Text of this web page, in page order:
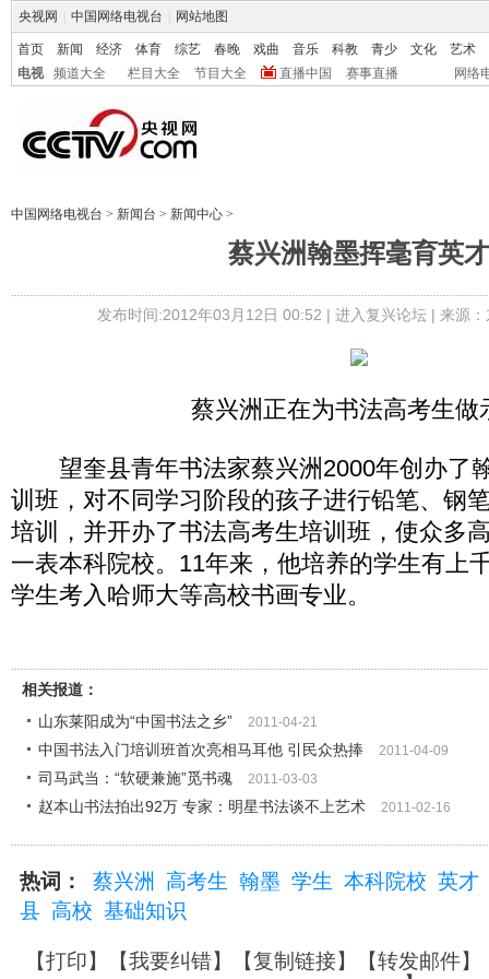
央视网 中国网络电视台 网站地图
首页 新闻 经济 体育 综艺 春晚 戏曲 音乐 科教 青少 文化
艺术
电视
频道大全 栏目大全 节目大全 直播中国 赛事直播 网络
中国网络电视台 > 新闻台 > 新闻中心 >
蔡兴洲翰墨挥毫育英才
发布时间:2012年03月12日 00:52 | 进入复兴论坛| 来源
蔡兴洲正在为书法高考生做
望奎县青年书法家蔡兴洲2000年创办了
训班，对不同学习阶段的孩子进行铅笔、钢
培训，并开办了书法高考生培训班，使众多
一表本科院校。11年来，他培养的学生有上
学生考入哈师大等高校书画专业。
相关报道：
山东莱阳成为“中国书法之乡”
2011-04-21
中国书法入门培训班首次亮相马耳他 引民众热捧 2011-04-09
司马武当：“软硬兼施”觅书魂 2011-03-03
赵本山书法拍出92万 专家：明星书法谈不上艺术 2011-02-16
热词： 蔡兴洲 高考生 翰墨 学生 本科院校 英才
县 高校 基础知识
【打印】【我要纠错】【复制链接】【转发邮件】